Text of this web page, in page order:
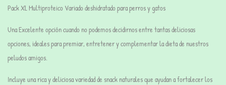
Pack XL Multiproteico Variado deshidratado para perros y gatos
Una Excelente opción cuando no podemos decidirnos entre tantas deliciosas
opciones, ideales para premiar, entretener y complementar la dieta de nuestros
peludos amigos.
Incluye una rica y deliciosa variedad de snack naturales que ayudan a fortalecer los